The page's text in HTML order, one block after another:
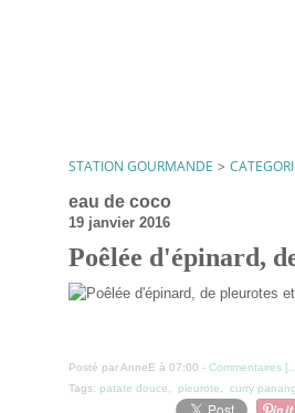
STATION GOURMANDE >
eau de coco
19 janvier 2016
Poêlée d'épinard,
Posté par AnneE à 07:00 - Commentaires [
Tags: patate douce pleurote curry panang